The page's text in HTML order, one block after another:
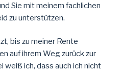
Sie mit meinem fachlichen
zu unterstützen.
bis zu meiner Rente
auf ihrem Weg zurück zur
weiß ich, dass auch ich nicht